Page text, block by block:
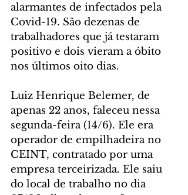
alarmantes de infectados pela
Covid-19. São dezenas de
trabalhadores que já testaram
positivo e dois vieram a óbito
nos últimos oito dias.
Luiz Henrique Belemer, de
apenas 22 anos, faleceu nessa
segunda-feira (14/6). Ele era
operador de empilhadeira no
CEINT, contratado por uma
empresa terceirizada. Ele saiu
do local de trabalho no dia